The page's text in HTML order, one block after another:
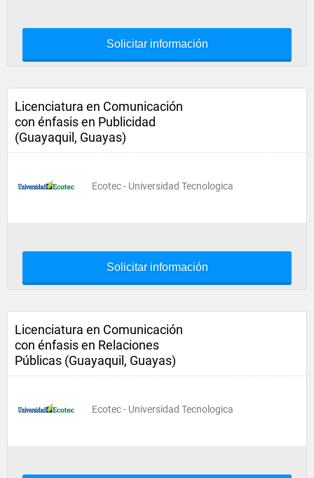
Solicitar información
Licenciatura en Comunicación
con énfasis en Publicidad
(Guayaquil, Guayas)
Ecotec - Universidad Tecnologica
Solicitar información
Licenciatura en Comunicación
con énfasis en Relaciones
Públicas (Guayaquil, Guayas)
Ecotec - Universidad Tecnologica